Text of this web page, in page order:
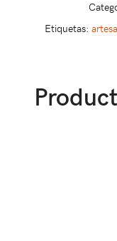
Etiquetas: